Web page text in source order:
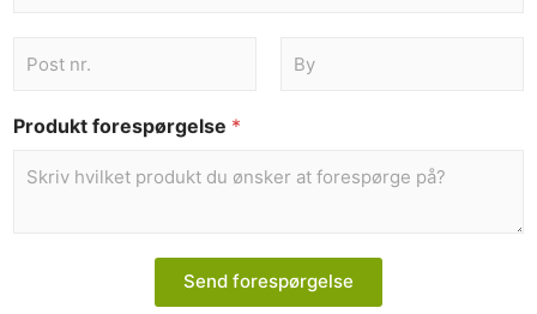
Produkt forespørgelse *
Send forespørgelse